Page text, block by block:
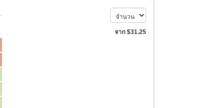
จาก $31.25